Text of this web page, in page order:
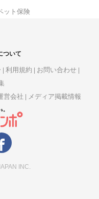
ット保険
ついて
利用規約
お問い合わせ
営会社 メディア掲載情報
INC.